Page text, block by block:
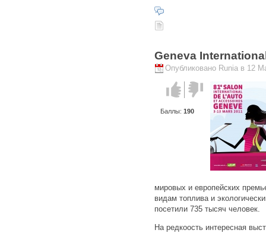
Geneva
Опубликовано Runia в 12
Голос за!Голос
против!
Баллы: 190
мировых и европейских
видам топлива и
посетили 735 тысяч человек.
На редкоость интересная